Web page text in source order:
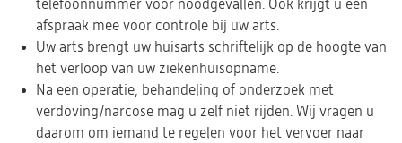
telefoonnummer voor noodgevallen. Ook krijgt u een
afspraak mee voor controle bij uw arts.
Uw arts brengt uw huisarts schriftelijk op de hoogte van
het verloop van uw ziekenhuisopname.
Na een operatie, behandeling of onderzoek met
verdoving/narcose mag u zelf niet rijden. Wij vragen u
daarom om iemand te regelen voor het vervoer naar